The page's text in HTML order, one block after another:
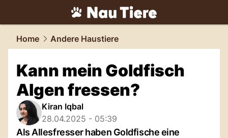
tiere.NAU.ch
Home Andere Haustiere
Kann mein Goldfisch
Algen fressen?
Kiran Iqbal
28.04.2025 - 05:39
Als Allesfresser haben Goldfische eine